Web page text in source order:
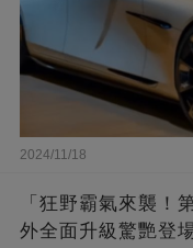
2024/11/18
「狂野霸氣來襲！
外全面升級驚艷登場